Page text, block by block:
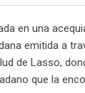
en una
emitida a
de Lasso,
que la